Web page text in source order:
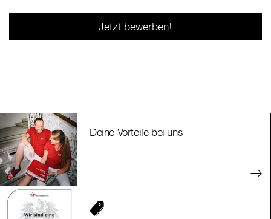
Jetzt bewerben!
Deine Vorteile bei uns